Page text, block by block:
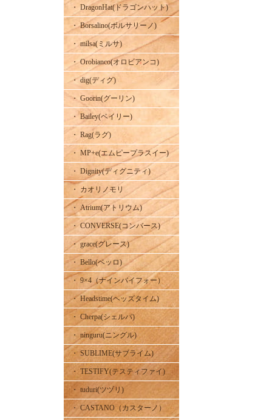
・ DragonHat(ドラゴンハット)
・ Borsalino(ボルサリーノ)
・ milsa(ミルサ)
・ Orobianco(オロビアンコ)
・ dig(ディグ)
・ Goorin(グーリン)
・ Bailey(ベイリー)
・ Rag(ラグ)
・ MP+e(エムピープラスイー)
・ Dignity(ディグニティ)
・ カオリノモリ
・ Atrium(アトリウム)
・ CONVERSE(コンバース)
・ grace(グレース)
・ Bello(ベッロ)
・ 9×4（ナインバイフォー）
・ Headstime(ヘッズタイム)
・ Cherpa(シェルパ)
・ ninguru(ニングル)
・ SUBLIME(サブライム)
・ TESTIFY(テスティファイ)
・ tuduri(ツヅリ)
・ CASTANO（カスターノ）